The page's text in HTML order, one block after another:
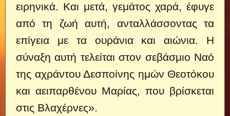
ειρηνικά. Και μετά, γεμάτος χαρά, έφυγε
από τη ζωή αυτή, ανταλλάσσοντας τα
επίγεια με τα ουράνια και αιώνια. Η
σύναξη αυτή τελείται στον σεβάσμιο Ναό
της αχράντου Δεσποίνης ημών Θεοτόκου
και αειπαρθένου Μαρίας, που βρίσκεται
στις Βλαχέρνες».